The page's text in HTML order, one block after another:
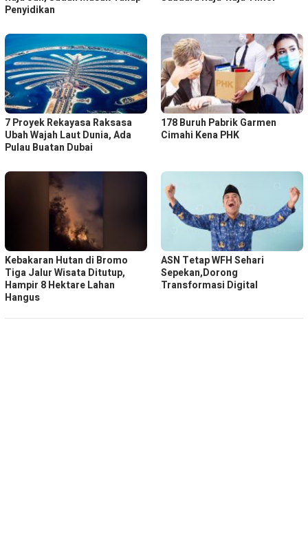
Penyidikan
7 Proyek Rekayasa Raksasa
Ubah Wajah Laut Dunia, Ada
Pulau Buatan Dubai
178 Buruh Pabrik Garmen
Cimahi Kena PHK
Kebakaran Hutan di Bromo
Tiga Jalur Wisata Ditutup,
Hampir 8 Hektare Lahan
Hangus
ASN Tetap WFH Sehari
Sepekan,Dorong
Transformasi Digital